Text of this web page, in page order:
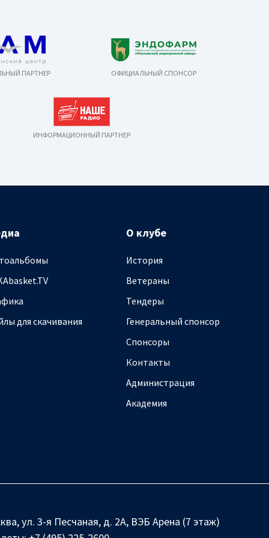
ПАРТНЕР ОФИЦИАЛЬНЫЙ СПОНСОР
ИНФОРМАЦИОННЫЙ ПАРТНЕР
для скачивания
О клубе
История
Ветераны
Тендеры
Генеральный спонсор
Спонсоры
Контакты
Администрация
Академия
ул. 3-я Песчаная, д. 2А, ВЭБ Арена (7 этаж)